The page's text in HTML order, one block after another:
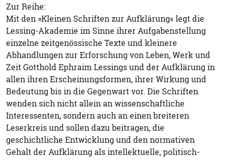
Zur Reihe:
Mit den »Kleinen Schriften zur Aufklärung« legt die
Lessing-Akademie im Sinne ihrer Aufgabenstellung
einzelne zeitgenössische Texte und kleinere
Abhandlungen zur Erforschung von Leben, Werk und
Zeit Gotthold Ephraim Lessings und der Aufklärung in
allen ihren Erscheinungsformen, ihrer Wirkung und
Bedeutung bis in die Gegenwart vor. Die Schriften
wenden sich nicht allein an wissenschaftliche
Interessenten, sondern auch an einen breiteren
Leserkreis und sollen dazu beitragen, die
geschichtliche Entwicklung und den normativen
Gehalt der Aufklärung als intellektuelle, politisch-